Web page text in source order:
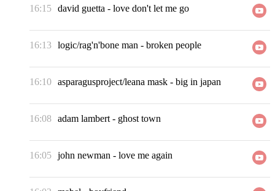
16:15 david guetta - love don't let me go
16:13 logic/rag'n'bone man - broken people
16:10 asparagusproject/leana mask - big in japan
16:08 adam lambert - ghost town
16:05 john newman - love me again